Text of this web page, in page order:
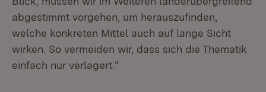
abgestimmt vorgehen, um herauszufinden,
welche konkreten Mittel auch auf lange Sicht
wirken. So vermeiden wir, dass sich die Thematik
einfach nur verlagert.“